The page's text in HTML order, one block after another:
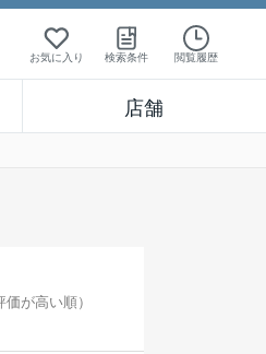
お気に入り 検索条件 閲覧履歴
店舗
が高い順）